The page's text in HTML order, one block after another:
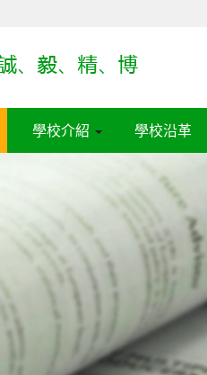
學校介紹 學校沿革